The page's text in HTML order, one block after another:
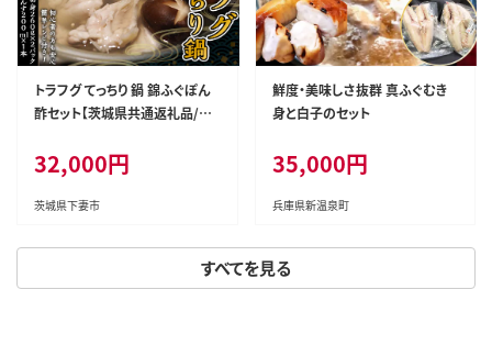
すべてを見る
トラフグ てっちり 鍋 錦ふぐぽん
酢セット【茨城県共通返礼品/河
ト とらふぐ 贈り物 贈答 お中元
お歳暮 海鮮 】
32,000円
茨城県下妻市
鮮度・美味しさ抜群 真ふぐむき
身と白子のセット
35,000円
兵庫県新温泉町